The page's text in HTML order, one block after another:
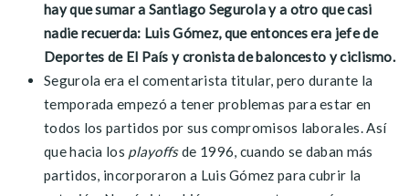
hay que sumar a Santiago Segurola y a otro que casi
nadie recuerda: Luis Gómez, que entonces era jefe de
Deportes de El País y cronista de baloncesto y ciclismo.
Segurola era el comentarista titular, pero durante la
temporada empezó a tener problemas para estar en
todos los partidos por sus compromisos laborales. Así
que hacia los playoffsde 1996, cuando se daban más
partidos, incorporaron a Luis Gómez para cubrir la